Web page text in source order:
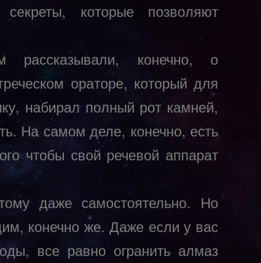
которые позволяют
конечно, о
ораторе, который для
набирал полный рот камней,
На самом деле, конечно, есть
чтобы свой речевой аппарат
даже самостоятельно. Но
конечно же. Даже если у вас
все равно огранить алмаз